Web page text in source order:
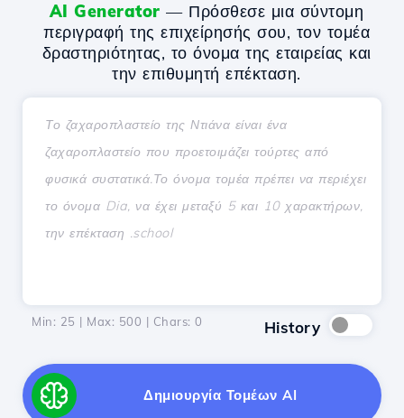
AI Generator — Πρόσθεσε μια σύντομη
περιγραφή της επιχείρησής σου, τον τομέα
δραστηριότητας, το όνομα της εταιρείας και
την επιθυμητή επέκταση.
Min: 25 | Max: 500 | Chars: 0 History
Δημιουργία Τομέων AI